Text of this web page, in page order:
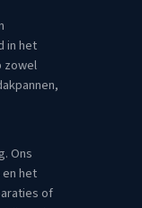
in het
zowel
Ons
het
of